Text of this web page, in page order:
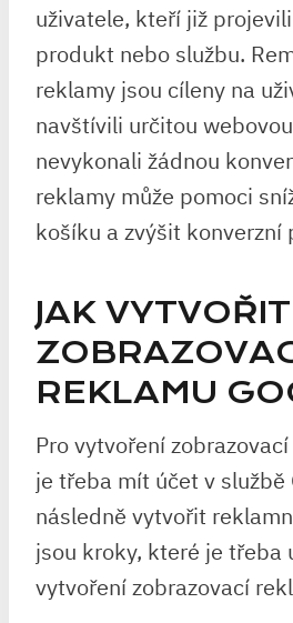
uživatele, kteří již
produkt nebo službu.
reklamy jsou cíleny na
navštívili určitou
nevykonali žádnou
reklamy může pomoci
košíku a zvýšit konverzní
JAK VYTVOŘIT
REKLAMU
Pro vytvoření
je třeba mít účet v službě
následně vytvořit
jsou kroky, které je třeba
vytvoření zobrazovací